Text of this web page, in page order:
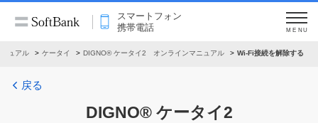
スマートフォン
携帯電話
MENU
ュアル ケータイ DIGNO® ケータイ2 オンラインマニュアル Wi-Fi接続を解除する
戻る
DIGNO® ケータイ2